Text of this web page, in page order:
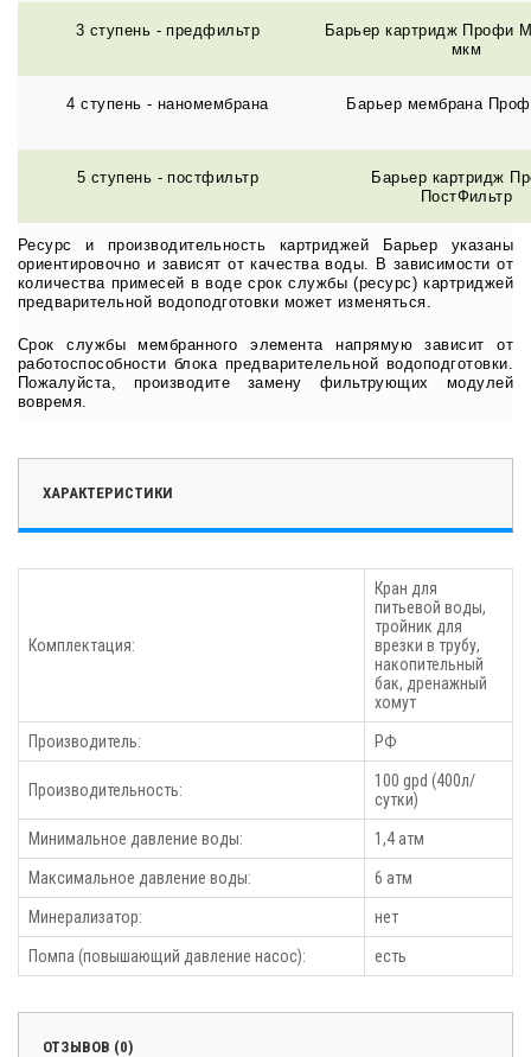
3 ступень - предфильтр
Барьер картридж Профи
мкм
4 ступень - наномембрана Барьер мембрана
5 ступень - постфильтр
Барьер картридж
ПостФильтр
Ресурс и производительность картриджей Барьер указаны
ориентировочно и зависят от качества воды. В зависимости от
количества примесей в воде срок службы (ресурс) картриджей
предварительной водоподготовки может изменяться.
Срок службы мембранного элемента напрямую зависит от
работоспособности блока предварителельной водоподготовки.
Пожалуйста, производите замену фильтрующих модулей
вовремя.
ХАРАКТЕРИСТИКИ
Комплектация:
Кран для
питьевой воды,
тройник для
врезки в трубу,
накопительный
бак, дренажный
хомут
Производитель: РФ
Производительность:
100 gpd (400л/
сутки)
Минимальное давление воды: 1,4 атм
Максимальное давление воды: 6 атм
Минерализатор: нет
Помпа (повышающий давление насос): есть
ОТЗЫВОВ (0)